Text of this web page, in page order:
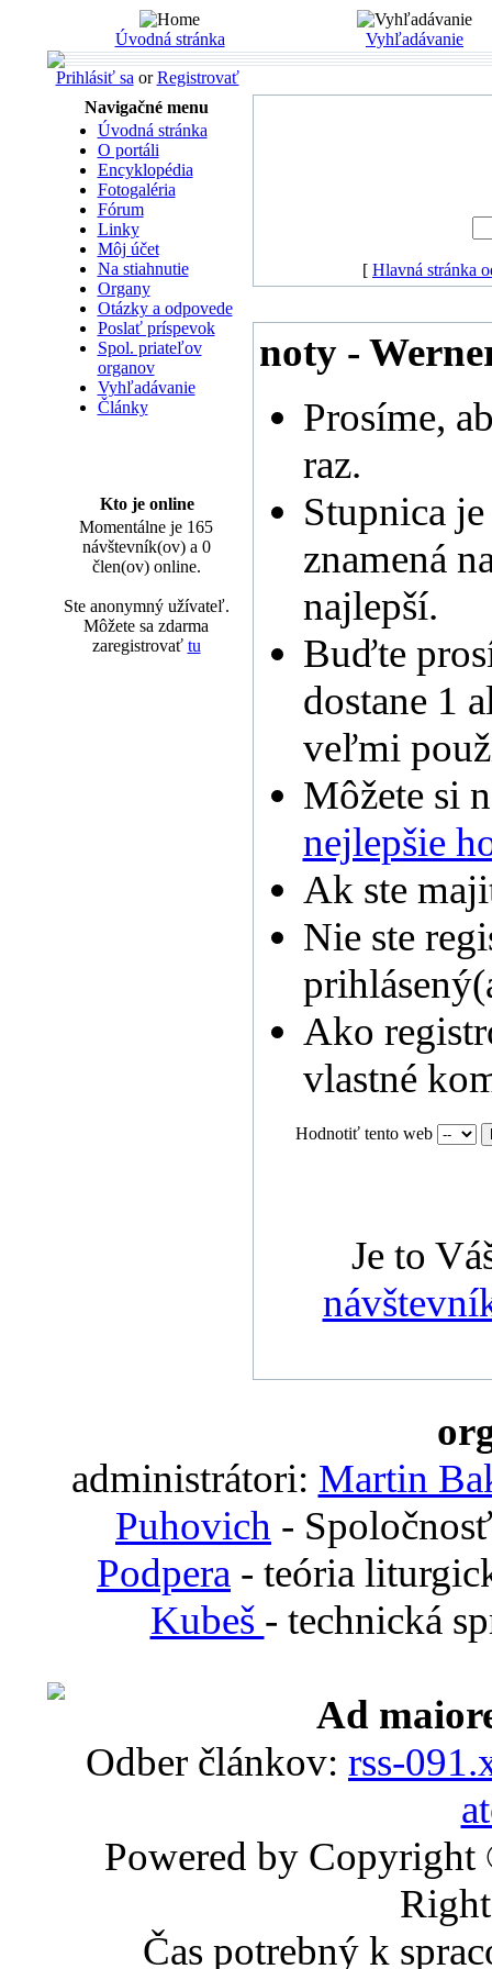
Úvodná stránka Vyhľadávanie
Prihlásiť sa orRegistrovať
Navigačné menu
Úvodná stránka
O portáli
Encyklopédia
Fotogaléria
Fórum
Linky
Môj účet
Na stiahnutie
Organy
Otázky a odpovede
Poslať príspevok
Spol. priateľov
organov
Vyhľadávanie
Články
Kto je online
Momentálne je 165
návštevník(ov) a 0
člen(ov) online.
Ste anonymný užívateľ.
Môžete sa zdarma
zaregistrovať tu
[ Hlavná stránka
noty -
Prosíme,
raz.
Stupnica
znamená
najlepší.
Buďte
dostane 1
veľmi
Môžete si
nejlepšie
Ak ste
Nie ste
Ako
vlastné
Hodnotiť tento web
Je to
administrátori: Martin
Puhovich -
Podpera - teória
Kubeš - technická
Ad
Odber článkov: rss-
Powered by
Čas potrebný k